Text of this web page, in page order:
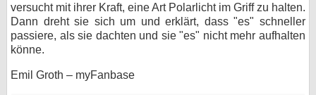
versucht mit ihrer Kraft, eine Art Polarlicht im Griff zu halten.
Dann dreht sie sich um und erklärt, dass "es" schneller
passiere, als sie dachten und sie "es" nicht mehr aufhalten
könne.
Emil Groth – myFanbase